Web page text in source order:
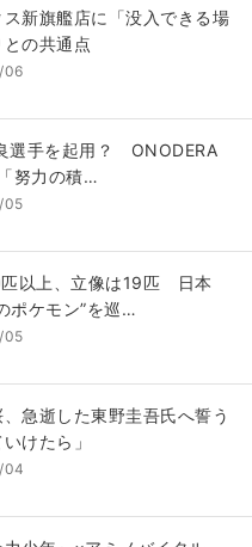
新旗艦店に「没入できる場
の共通点
06
選手を起用？ ONODERA
努力の積…
05
以上、立像は19匹 日本
ポケモン”を巡…
05
急逝した東野圭吾氏へ誓う
けたら」
04